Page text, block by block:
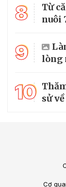
8
Từ
nuôi
9
lòng
10 sử
Cơ